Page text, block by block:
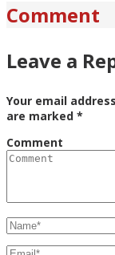
Comment
Leave a
Your email
are marked *
Comment